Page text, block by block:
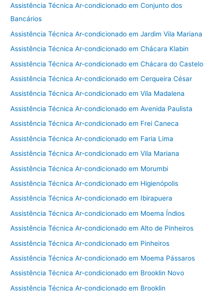
Assistência Técnica Ar-condicionado em Conjunto dos
Bancários
Assistência Técnica Ar-condicionado em Jardim Vila Mariana
Assistência Técnica Ar-condicionado em Chácara Klabin
Assistência Técnica Ar-condicionado em Chácara do Castelo
Assistência Técnica Ar-condicionado em Cerqueira César
Assistência Técnica Ar-condicionado em Vila Madalena
Assistência Técnica Ar-condicionado em Avenida Paulista
Assistência Técnica Ar-condicionado em Frei Caneca
Assistência Técnica Ar-condicionado em Faria Lima
Assistência Técnica Ar-condicionado em Vila Mariana
Assistência Técnica Ar-condicionado em Morumbi
Assistência Técnica Ar-condicionado em Higienópolis
Assistência Técnica Ar-condicionado em Ibirapuera
Assistência Técnica Ar-condicionado em Moema Índios
Assistência Técnica Ar-condicionado em Alto de Pinheiros
Assistência Técnica Ar-condicionado em Pinheiros
Assistência Técnica Ar-condicionado em Moema Pássaros
Assistência Técnica Ar-condicionado em Brooklin Novo
Assistência Técnica Ar-condicionado em Brooklin